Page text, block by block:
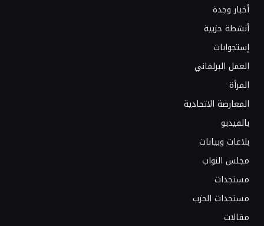
أخبار وجدة
أنشطة حزبية
إستجوابات
العمل البرلماني
المرأة
المعارضة الاتحادية
بالفيديو
بلاغات وبيانات
مجلس النواب
مستجدات
مستجدات الحزب
مقالات